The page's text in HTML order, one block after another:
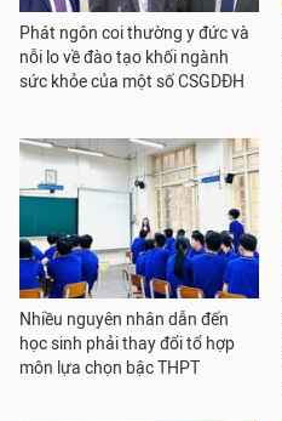
Phát ngôn coi thường y đức và
nỗi lo về đào tạo khối ngành
sức khỏe của một số CSGDĐH
Nhiều nguyên nhân dẫn đến
học sinh phải thay đổi tổ hợp
môn lựa chọn bậc THPT